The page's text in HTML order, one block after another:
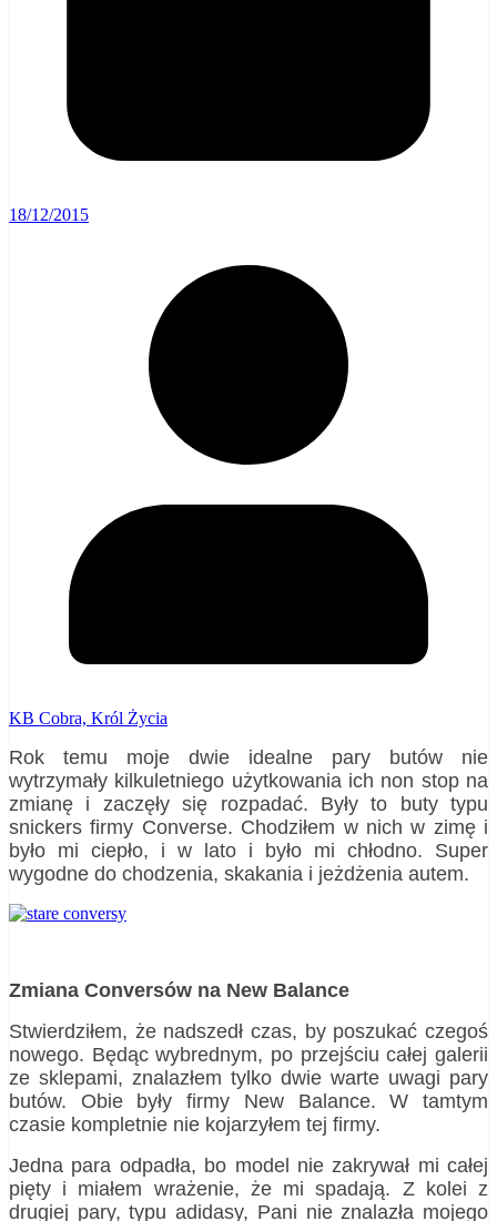
18/12/2015
KB Cobra, Król Życia
Rok temu moje dwie idealne pary butów nie
wytrzymały kilkuletniego użytkowania ich non stop na
zmianę i zaczęły się rozpadać. Były to buty typu
snickers firmy Converse. Chodziłem w nich w zimę i
było mi ciepło, i w lato i było mi chłodno. Super
wygodne do chodzenia, skakania i jeżdżenia autem.
Zmiana Conversów na New Balance
Stwierdziłem, że nadszedł czas, by poszukać czegoś
nowego. Będąc wybrednym, po przejściu całej galerii
ze sklepami, znalazłem tylko dwie warte uwagi pary
butów. Obie były firmy New Balance. W tamtym
czasie kompletnie nie kojarzyłem tej firmy.
Jedna para odpadła, bo model nie zakrywał mi całej
pięty i miałem wrażenie, że mi spadają. Z kolei z
drugiej pary, typu adidasy, Pani nie znalazła mojego